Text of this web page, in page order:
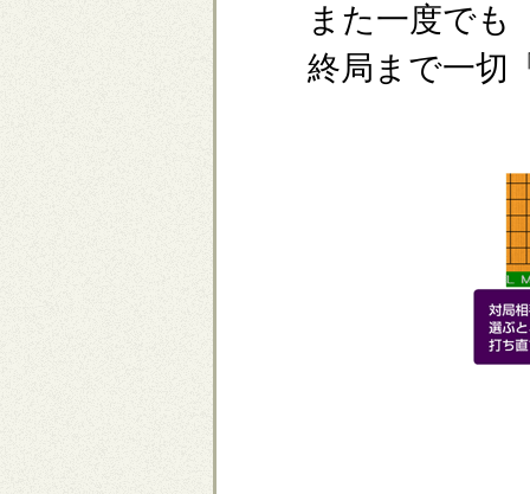
また一度でも
終局まで一切